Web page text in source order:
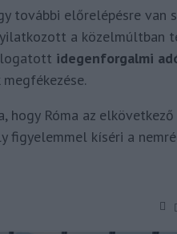
további előrelépésre van
a közelmúltban
idegenforgalmi
Róma az elkövetkező
figyelemmel kíséri a